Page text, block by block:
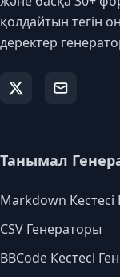
қолдайтын тегін
деректер
Танымал
Markdown
CSV Генераторы
BBCode Кестесі